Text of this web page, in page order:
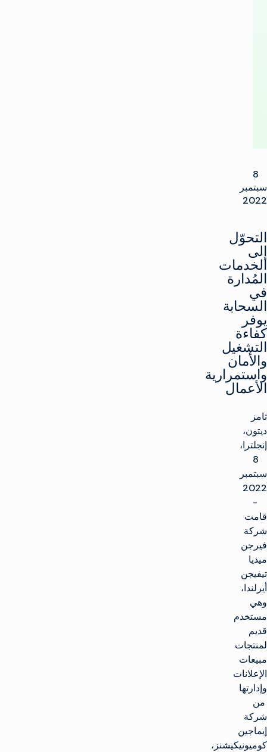
8
سبتمبر
2022
التحوّل
إلى
الخدمات
المُدارة
في
السحابة
يوفر
كفاءة
التشغيل
والأمان
واستمرارية
الأعمال
ثامز
ديتون،
إنجلترا،
8
سبتمبر
2022
-
قامت
شركة
فيرجن
ميديا
تيفيجن
أيرلندا،
وهي
مستخدم
قديم
لمنتجات
مبيعات
الإعلانات
وإدارتها
من
شركة
إيماجين
كوميونيكيشنز،